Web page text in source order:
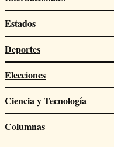
Estados
Deportes
Elecciones
Ciencia y Tecnología
Columnas